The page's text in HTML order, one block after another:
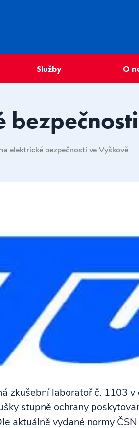
Služby O
elektrické bezpečnosti ve Vyškově
zkušební laboratoř č. 1103
stupně ochrany
aktuálně vydané normy